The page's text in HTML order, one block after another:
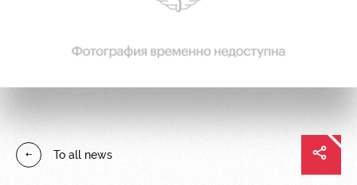
table
Coaching
ticket
VIP Boxes
ВИП-ЗОНЫ
СЕМЕЙНЫЙ
Sponsors
Contacts
Youth
19)
To all news